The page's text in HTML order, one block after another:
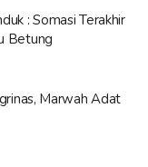
: Somasi Terakhir
Betung
Marwah Adat